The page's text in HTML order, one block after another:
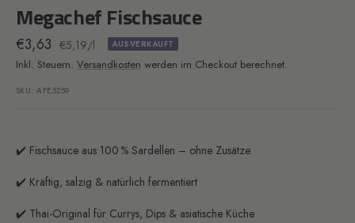
Megachef Fischsauce
Angebotspreis
€3,63 €5,19/l AUSVERKAUFT
Inkl. Steuern. Versandkosten werden im Checkout berechnet.
SKU:AFE5259
✔️ Fischsauce aus 100 % Sardellen – ohne Zusätze
✔️ Kräftig, salzig & natürlich fermentiert
✔️ Thai-Original für Currys, Dips & asiatische Küche